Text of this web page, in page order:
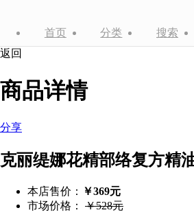
首页 分类 搜索
返回
商品详情
分享
克丽缇娜花精部络复方精
本店售价： ￥369元
市场价格： ￥528元